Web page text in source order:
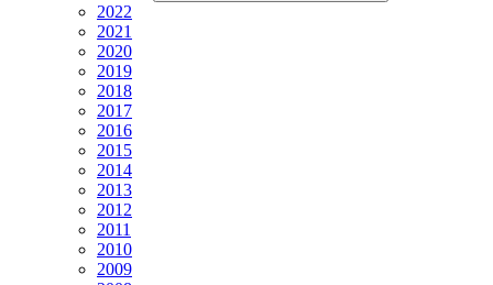
2022
2021
2020
2019
2018
2017
2016
2015
2014
2013
2012
2011
2010
2009